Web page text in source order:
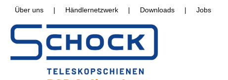
Über uns | Händlernetzwerk | Downloads | Jobs